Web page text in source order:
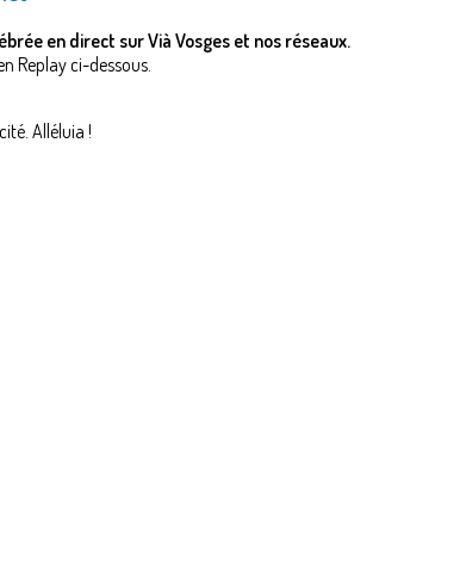
en direct sur Vià Vosges et nos réseaux.
Replay ci-dessous.
Alléluia !